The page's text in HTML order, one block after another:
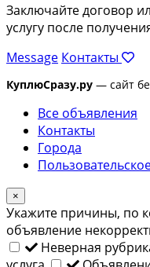
Заключайте договор
услугу после
Message Контакты
КуплюСразу.ру — сайт
Все объявления
Контакты
Города
×
Укажите причины, по
объявление
Неверная